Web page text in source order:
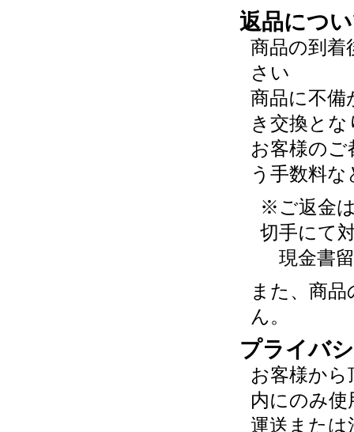
返品につ
商品の到着
さい
商品に不備
き交換と
お客様のご
う手数料
※ご返金
切手にて
現金書
また、商
ん。
プライバ
お客様か
内にのみ
運送または